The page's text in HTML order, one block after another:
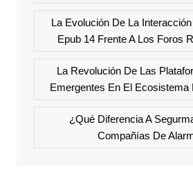
La Evolución De La
Epub 14 Frente A Los Foros
La Revolución De Las
Emergentes En El Ecosistema
¿Qué Diferencia A
Compañías De